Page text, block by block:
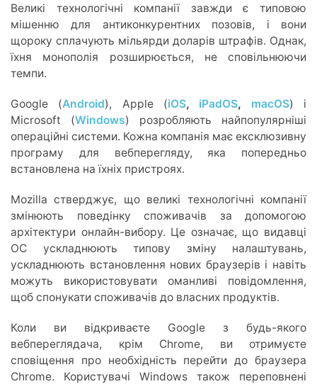
Великі технологічні компанії завжди є типовою
мішенню для антиконкурентних позовів, і вони
щороку сплачують мільярди доларів штрафів. Однак,
їхня монополія розширюється, не сповільнюючи
темпи.
Google (Android), Apple (iOS, iPadOS, macOS) і
Microsoft (Windows) розробляють найпопулярніші
операційні системи. Кожна компанія має ексклюзивну
програму для вебперегляду, яка попередньо
встановлена на їхніх пристроях.
Mozilla стверджує, що великі технологічні компанії
змінюють поведінку споживачів за допомогою
архітектури онлайн-вибору. Це означає, що видавці
ОС ускладнюють типову зміну налаштувань,
ускладнюють встановлення нових браузерів і навіть
можуть використовувати оманливі повідомлення,
щоб спонукати споживачів до власних продуктів.
Коли ви відкриваєте Google з будь-якого
вебпереглядача, крім Chrome, ви отримуєте
сповіщення про необхідність перейти до браузера
Chrome. Користувачі Windows також переповнені